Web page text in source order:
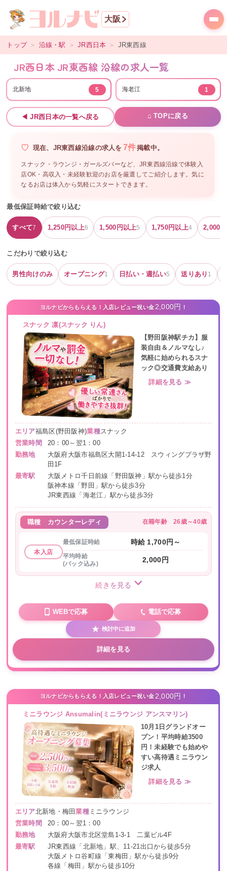
大阪
トップ ＞ 沿線・駅 ＞ JR西日本 ＞ JR東西線
JR西日本 JR東西線 沿線の求人一覧
北新地 5 海老江 1
◀JR西日本の一覧へ戻る ⌂ TOPに戻る
現在、 JR東西線沿線の求人を 7件掲載中。
スナック・ラウンジ・ガールズバーなど、 JR東西線沿線で体験入
店OK・高収入・未経験歓迎のお店を厳選してご紹介します。気に
なるお店は体入から気軽にスタートできます。
最低保証時給で絞り込む
すべて7 1,250円以上6 1,500 円以上5 1,750円以上4 2,000
こだわりで絞り込む
男性向けのみ オープニング1 日払い・週払い5 送りあり 1
ヨルナビからもらえる！入店レビュー祝い金2,000円 ！
スナック 凛(スナック りん)
【野田阪神駅チカ】服
装自由＆ノルマなし♪
気軽に始められるスナ
ック◎交通費支給あり
詳細を見る ≫
エリア福島区(野田阪神)業種スナック
営業時間
20：00～翌1：00
勤務地
大阪府大阪市福島区大開1-14-12 スウィングプラザ野
田1F
最寄駅
大阪メトロ千日前線「野田阪神」駅から徒歩1分
阪神本線「野田」駅から徒歩3分
JR東西線「海老江」駅から徒歩3分
職種 カウンターレディ 在籍年齢26歳～40歳
本入店
最低保証時給 時給 1,700円～
平均時給
(バック込み)
2,000円
続きを見る
WEBで応募 電話で応募
検討中に追加
詳細を見る
ヨルナビからもらえる！入店レビュー祝い金 2,000円 ！
ミニラウンジ Ansumalin(ミニラウンジ アンスマリン)
10月1日グランドオー
プン！平均時給3500
円！未経験でも始めや
すい高待遇ミニラウン
ジ求人
詳細を見る ≫
エリア北新地・梅田業種ミニラウンジ
営業時間
20：00～翌1：00
勤務地
大阪府大阪市北区堂島1-3-1 二葉ビル4F
最寄駅
JR東西線「北新地」駅、11-21出口から徒歩5分
大阪メトロ谷町線「東梅田」駅から徒歩9分
各線「梅田」駅から徒歩10分